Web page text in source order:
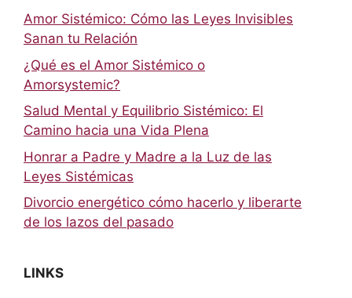
Amor Sistémico: Cómo las Leyes Invisibles
Sanan tu Relación
¿Qué es el Amor Sistémico o
Amorsystemic?
Salud Mental y Equilibrio Sistémico: El
Camino hacia una Vida Plena
Honrar a Padre y Madre a la Luz de las
Leyes Sistémicas
Divorcio energético cómo hacerlo y liberarte
de los lazos del pasado
LINKS